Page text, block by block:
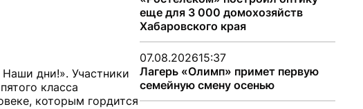
дни!». Участники
класса
которым гордится
еще для 3 000 домохозяйств
Хабаровского края
07.08.202615:37
Лагерь «Олимп» примет первую
семейную смену осенью